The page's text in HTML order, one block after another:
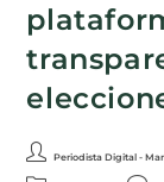
Periodista Digital -